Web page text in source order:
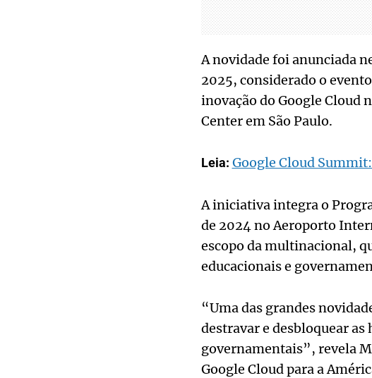
A novidade foi anunciada
2025, considerado o
inovação do Google Cloud
Center em São Paulo.
Leia: Google Cloud
A iniciativa integra o
de 2024 no Aeroporto
escopo da multinacional,
educacionais e
“Uma das grandes
destravar e desbloquear
governamentais”, revela
Google Cloud para a